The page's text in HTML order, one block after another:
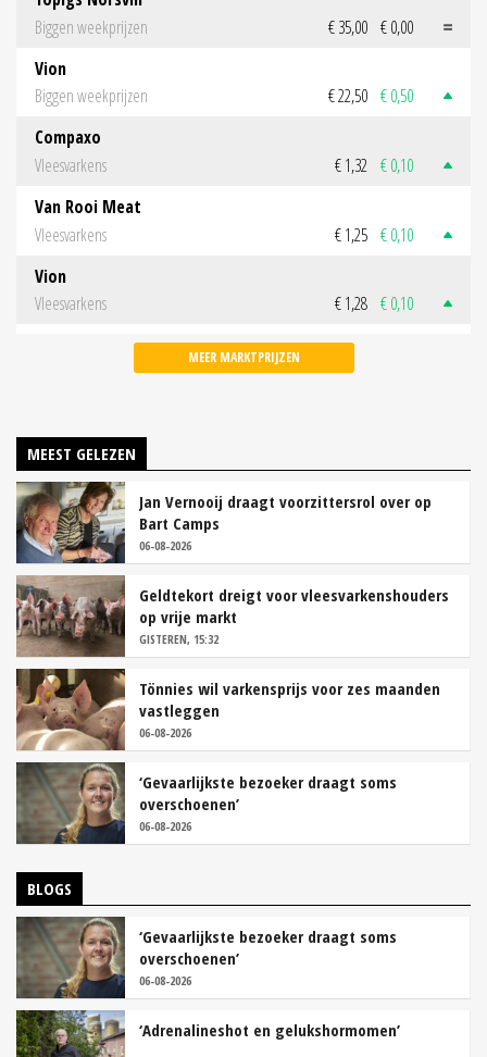
Biggen weekprijzen
€ 35,00 € 0,00
Vion
Biggen weekprijzen
€ 22,50 € 0,50
Compaxo
Vleesvarkens
€ 1,32 € 0,10
Van Rooi Meat
Vleesvarkens
€ 1,25 € 0,10
Vion
Vleesvarkens
€ 1,28 € 0,10
MEER MARKTPRIJZEN
MEEST GELEZEN
Jan Vernooij draagt voorzittersrol over op
Bart Camps
06-08-2026
Geldtekort dreigt voor vleesvarkenshouders
op vrije markt
GISTEREN, 15:32
Tönnies wil varkensprijs voor zes maanden
vastleggen
06-08-2026
‘Gevaarlijkste bezoeker draagt soms
overschoenen’
06-08-2026
BLOGS
‘Gevaarlijkste bezoeker draagt soms
overschoenen’
06-08-2026
‘Adrenalineshot en gelukshormomen’